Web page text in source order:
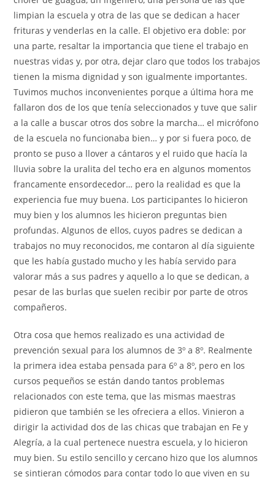
limpian la escuela y otra de las que se dedican a hacer
frituras y venderlas en la calle. El objetivo era doble: por
una parte, resaltar la importancia que tiene el trabajo en
nuestras vidas y, por otra, dejar claro que todos los trabajos
tienen la misma dignidad y son igualmente importantes.
Tuvimos muchos inconvenientes porque a última hora me
fallaron dos de los que tenía seleccionados y tuve que salir
a la calle a buscar otros dos sobre la marcha… el micrófono
de la escuela no funcionaba bien… y por si fuera poco, de
pronto se puso a llover a cántaros y el ruido que hacía la
lluvia sobre la uralita del techo era en algunos momentos
francamente ensordecedor… pero la realidad es que la
experiencia fue muy buena. Los participantes lo hicieron
muy bien y los alumnos les hicieron preguntas bien
profundas. Algunos de ellos, cuyos padres se dedican a
trabajos no muy reconocidos, me contaron al día siguiente
que les había gustado mucho y les había servido para
valorar más a sus padres y aquello a lo que se dedican, a
pesar de las burlas que suelen recibir por parte de otros
compañeros.
Otra cosa que hemos realizado es una actividad de
prevención sexual para los alumnos de 3º a 8º. Realmente
la primera idea estaba pensada para 6º a 8º, pero en los
cursos pequeños se están dando tantos problemas
relacionados con este tema, que las mismas maestras
pidieron que también se les ofreciera a ellos. Vinieron a
dirigir la actividad dos de las chicas que trabajan en Fe y
Alegría, a la cual pertenece nuestra escuela, y lo hicieron
muy bien. Su estilo sencillo y cercano hizo que los alumnos
se sintieran cómodos para contar todo lo que viven en su